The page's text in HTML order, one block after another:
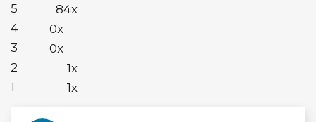
5
84x
4
0x
3
0x
2
1x
1
1x